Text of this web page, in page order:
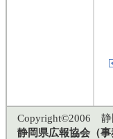
Copyright©2006 静
静岡県広報協会（事